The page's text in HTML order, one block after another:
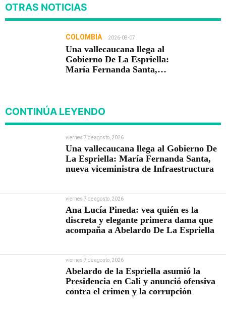
OTRAS NOTICIAS
COLOMBIA 2026-08-07
Una vallecaucana llega al
Gobierno De La Espriella:
María Fernanda Santa,
CONTINÚA LEYENDO
viernes 7 de agosto, 2026
Una vallecaucana llega al Gobierno De
La Espriella: María Fernanda Santa,
nueva viceministra de Infraestructura
viernes 7 de agosto, 2026
Ana Lucía Pineda: vea quién es la
discreta y elegante primera dama que
acompaña a Abelardo De La Espriella
viernes 7 de agosto, 2026
Abelardo de la Espriella asumió la
Presidencia en Cali y anunció ofensiva
contra el crimen y la corrupción